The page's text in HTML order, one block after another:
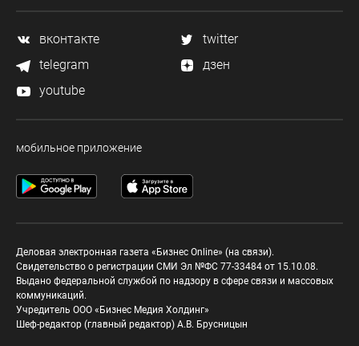
вконтакте
twitter
telegram
дзен
youtube
мобильное приложение
Деловая электронная газета «Бизнес Online» (на связи).
Свидетельство о регистрации СМИ Эл №ФС 77-33484 от 15.10.08.
Выдано федеральной службой по надзору в сфере связи и массовых
коммуникаций.
Учредитель ООО «Бизнес Медия Холдинг»
Шеф-редактор (главный редактор) А.В. Брусницын